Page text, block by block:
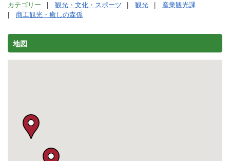
カテゴリー 観光・文化・スポーツ 観光
産業観光課
商工観光・癒しの森係
地図